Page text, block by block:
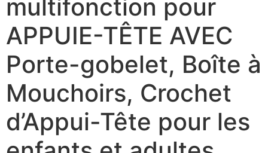
multifonction pour
APPUIE-TÊTE AVEC
Porte-gobelet, Boîte à
Mouchoirs, Crochet
d’Appui-Tête pour les